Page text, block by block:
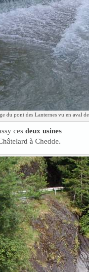
du pont des Lanternes vu en aval de
ces deux usines
à Chedde.